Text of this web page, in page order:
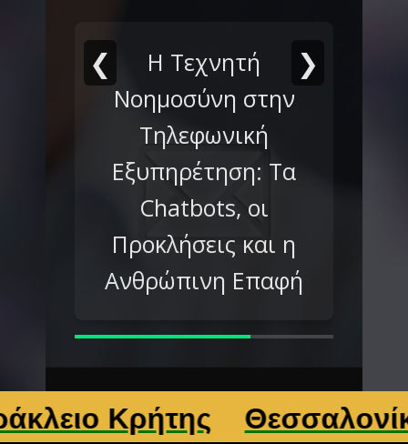
❮
Η Τεχνητή
Νοημοσύνη στην
Τηλεφωνική
Εξυπηρέτηση: Τα
Chatbots, οι
Προκλήσεις και η
Ανθρώπινη Επαφή
❯
Θεσσαλονίκη